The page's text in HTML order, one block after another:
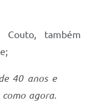
Couto, também
40 anos e
agora.